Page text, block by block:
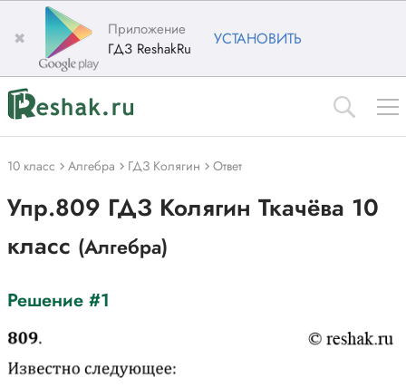
✖
Приложение
ГДЗ ReshakRu
УСТАНОВИТЬ
10 класс Алгебра ГДЗ Колягин Ответ
Упр.809 ГДЗ Колягин Ткачёва 10
класс (Алгебра)
Решение #1